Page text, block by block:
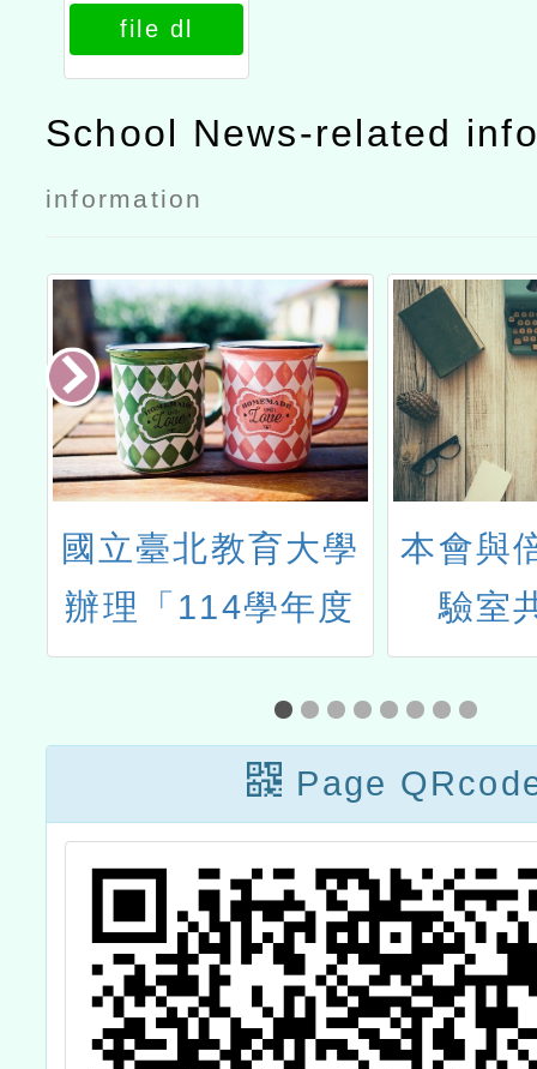
file dl
School News-related
information
國立臺北教育大學
辦理「114學年度
教師教學的春天－
分組合作學習初階
培訓工作坊」
本會與
驗室
「2024
營隊」
貴
Page